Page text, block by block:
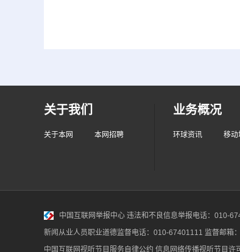
关于我们
关于本网 本网招聘
业务概况
环球资讯 移动
中国互联网举报中心 违法和不良信息举报电话：010-
新闻从业人员职业道德监督电话：010-67401111 监督邮
中国互联网视听节目服务自律公约 信息网络传播视听节目